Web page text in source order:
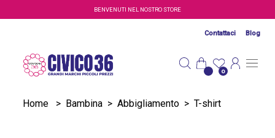
Salta al contenuto principaleBENVENUTI NEL NOSTRO STORE
Contattaci Blog
0
Home > Bambina > Abbigliamento > T-shirt